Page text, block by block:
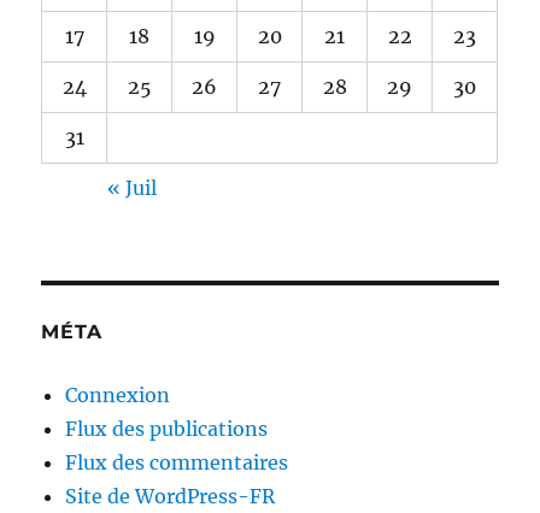
17 18 19 20 21 22 23
24 25 26 27 28 29 30
31
« Juil
MÉTA
Connexion
Flux des publications
Flux des commentaires
Site de WordPress-FR